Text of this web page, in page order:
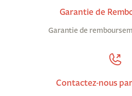
Garantie de
Garantie de
Contactez-nous